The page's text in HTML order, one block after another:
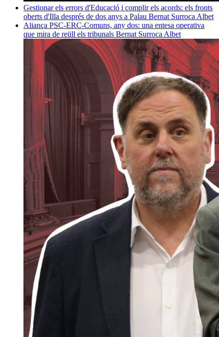
Gestionar els errors d'Educació i complir els acords: els fronts
oberts d'Illa després de dos anys a Palau Bernat Surroca Albet
Aliança PSC-ERC-Comuns, any dos: una entesa operativa
que mira de reüll els tribunals Bernat Surroca Albet